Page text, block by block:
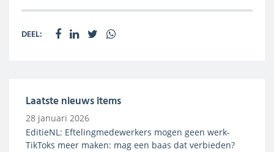
DEEL:
Laatste nieuws items
28 januari 2026
EditieNL: Eftelingmedewerkers mogen geen werk-
TikToks meer maken: mag een baas dat verbieden?